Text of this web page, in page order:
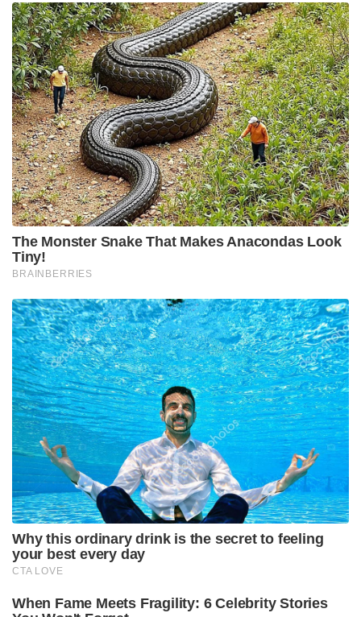
സാധാരണക്കാർക്കും ചെറുകിട വ്യാപാരികൾക്കും ഒരു
തരത്തിലുള്ള ട്രാൻസാക്ഷൻ നിരക്കുകളും ഈടാക്കില്ല
; യു.പി.ഐ നിയമഭേദഗതിയിൽ വ്യക്തത വരുത്തി
കേന്ദ്രസർക്കാർ
വെറും 20 മുതൽ 22 കിലോമീറ്റർ മാത്രം വീതിയുള്ള
സിലിഗുരി കോറിഡോർ ഭാരതത്തിന്റെ
വടക്കുകിഴക്കൻ സംസ്ഥാനങ്ങളെ ബാക്കി
രാജ്യവുമായി ബന്ധിപ്പിക്കുന്ന ഏക കരമാർഗ്ഗമാണ്.
പടിഞ്ഞാറ് നേപ്പാളും, വടക്ക് ഭൂട്ടാനും, തെക്ക്
ബംഗ്ലാദേശും അതിരിടുന്ന ഈ പ്രദേശം ചൈനയുടെ
ചുംബി വാലിക്ക് (Chumbi Valley) തൊട്ടടുത്താണ് സ്ഥിതി
ചെയ്യുന്നത് എന്നതിനാൽ സൈനികപരമായി
ഭാരതത്തിന്റെ ഏറ്റവും വലിയ തന്ത്രപ്രധാന
തടസ്സപ്പെട്ടാൽ ഈ വടക്കുകിഴക്കൻ
സംസ്ഥാനങ്ങളിലെ 5 കോടിയോളം വരുന്ന ജനങ്ങൾ
രാജ്യത്തിന്റെ മറ്റു ഭാഗങ്ങളിൽ നിന്ന് ഒറ്റപ്പെടാൻ
സാധ്യതയുണ്ടെന്നത് മുൻനിർത്തിയാണ് ദേശീയ
സുരക്ഷയ്ക്ക് മുൻഗണന നൽകുന്ന ബിജെപി
സർക്കാർ ഇവിടെ വികസനം വേഗത്തിലാക്കാൻ
തീരുമാനിച്ചത്. പുതിയ ഉത്തരവോടെ വികസന
പദ്ധതികൾ നേരിട്ട് ഏറ്റെടുക്കുന്ന NHAI ഇനി NH-31,
NH-33, NH-312 എന്നീ പ്രധാന പാതകൾ നവീകരിക്കും.
തന്ത്രപ്രധാനമായ സേവോക്-കൊറോണേഷൻ
ബ്രിഡ്ജ്, ഹസിമാര-ജയ്‌ഗാവ്, ചങ്രാബന്ധ എന്നീ
റൂട്ടുകൾ NHIDCL വികസിപ്പിക്കും. സിക്കിം, ഭൂട്ടാൻ,
ബംഗ്ലാദേശ് അതിർത്തികളിലേക്കുള്ള ഈ പാതകൾ
അതിർത്തിയിലേക്ക് അതിവേഗം നീങ്ങാൻ സാധിക്കും.